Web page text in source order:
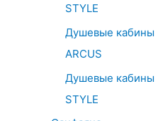
STYLE
Душевые кабины
ARCUS
Душевые кабины
STYLE